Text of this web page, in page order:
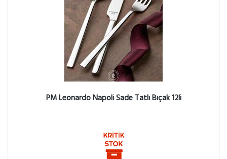
PM Leonardo Napoli Sade Tatlı Bıçak 12li